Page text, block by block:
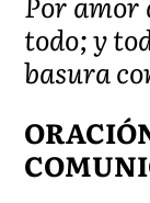
todo; y
basura